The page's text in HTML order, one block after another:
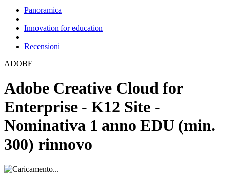
Panoramica
Innovation for education
Recensioni
ADOBE
Adobe Creative Cloud for
Enterprise - K12 Site -
Nominativa 1 anno EDU (min.
300) rinnovo